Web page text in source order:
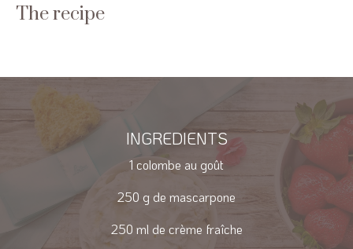
The recipe
INGREDIENTS
1 colombe au goût
250 g de mascarpone
250 ml de crème fraîche